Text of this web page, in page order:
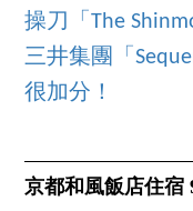
操刀「The
三井集團「
很加分！
京都和風飯店住宿